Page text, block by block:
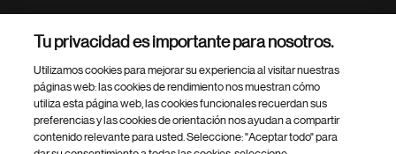
Footer Site Search
Tu privacidad es importante para nosotros.
Utilizamos cookies para mejorar su experiencia al visitar nuestras
páginas web: las cookies de rendimiento nos muestran cómo
utiliza esta página web, las cookies funcionales recuerdan sus
preferencias y las cookies de orientación nos ayudan a compartir
contenido relevante para usted. Seleccione: "Aceptar todo" para